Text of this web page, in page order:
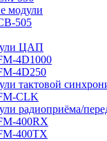
модули
505
ЦАП
4D1000
4D250
тактовой
CLK
радиоприёма/
400RX
400TX